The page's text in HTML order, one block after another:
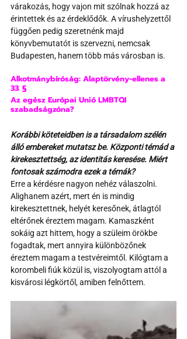
várakozás, hogy vajon mit szólnak hozzá az
érintettek és az érdeklődők. A vírushelyzettől
függően pedig szeretnénk majd
könyvbemutatót is szervezni, nemcsak
Budapesten, hanem több más városban is.
Alkotmánybíróság: Alaptörvény-ellenes a
33. §
Az egész Európai Unió LMBTQI
szabadságzóna?
Korábbi köteteidben is a társadalom szélén
álló embereket mutatsz be. Központi témád a
kirekesztettség, az identitás keresése. Miért
fontosak számodra ezek a témák?
Erre a kérdésre nagyon nehéz válaszolni.
Alighanem azért, mert én is mindig
kirekesztettnek, helyét keresőnek, átlagtól
eltérőnek éreztem magam. Kamaszként
sokáig azt hittem, hogy a szüleim örökbe
fogadtak, mert annyira különbözőnek
éreztem magam a testvéreimtől. Kilógtam a
korombeli fiúk közül is, viszolyogtam attól a
kisvárosi légkörtől, amiben felnőttem.